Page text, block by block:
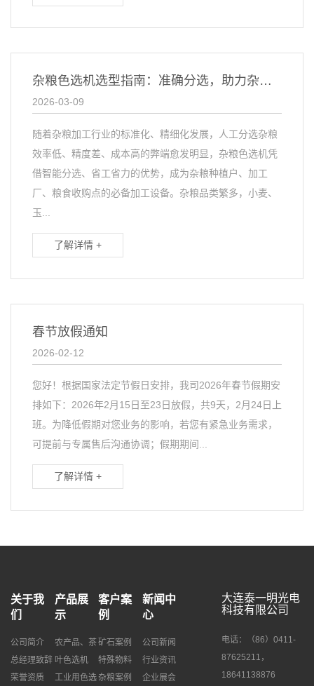
杂粮色选机选型指南：准确分选，助力杂粮品质升级
2026-03-09
随着杂粮加工行业的标准化、精细化发展，人工分选杂粮
效率低、精度差、成本高的弊端愈发明显，杂粮色选机凭
借智能分选、省工省力的优势，成为杂粮种植户、加工
厂、粮食收购点的必备加工设备。杂粮品类繁多，小麦、
玉...
了解详情 +
春节放假通知
2026-02-12
您好！根据国家法定节假日安排，我司2026年春节假期安
排如下：2026年2月15日至23日放假，共9天，2月24日上
班。为降低假期对您业务的影响，若您有紧急业务需求，
可提前与专属售后沟通协调；假期期间...
了解详情 +
关于我
们
公司简介
总经理致辞
荣誉资质
产品展
示
农产品、茶
叶色选机
工业用色选
客户案
例
矿石案例
特殊物料
杂粮案例
新闻中
心
公司新闻
行业资讯
企业展会
大连泰一明光电
科技有限公司
电话：（86）0411-
87625211，
18641138876